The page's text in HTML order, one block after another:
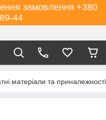
замовлення +380
44
матеріали та